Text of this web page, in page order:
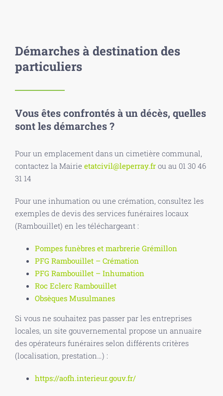
Démarches à destination des
particuliers
Vous êtes confrontés à un décès, quelles
sont les démarches ?
Pour un emplacement dans un cimetière communal,
contactez la Mairie etatcivil@leperray.fr ou au 01 30 46
31 14
Pour une inhumation ou une crémation, consultez les
exemples de devis des services funéraires locaux
(Rambouillet) en les téléchargeant :
Pompes funèbres et marbrerie Grémillon
PFG Rambouillet – Crémation
PFG Rambouillet – Inhumation
Roc Eclerc Rambouillet
Obsèques Musulmanes
Si vous ne souhaitez pas passer par les entreprises
locales, un site gouvernemental propose un annuaire
des opérateurs funéraires selon différents critères
(localisation, prestation…) :
https://aofh.interieur.gouv.fr/